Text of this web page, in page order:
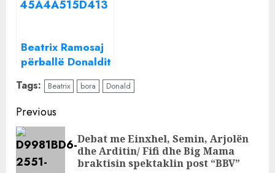
Beatrix Ramosaj
përballë Donaldit
dhe Borës në
formatin e
kërcimit
Tags: Beatrix bora Donald
Continue
Reading
Previous
Debat me Einxhel, Semin, Arjolën
dhe Arditin/ Fifi dhe Big Mama
braktisin spektaklin post “BBV”